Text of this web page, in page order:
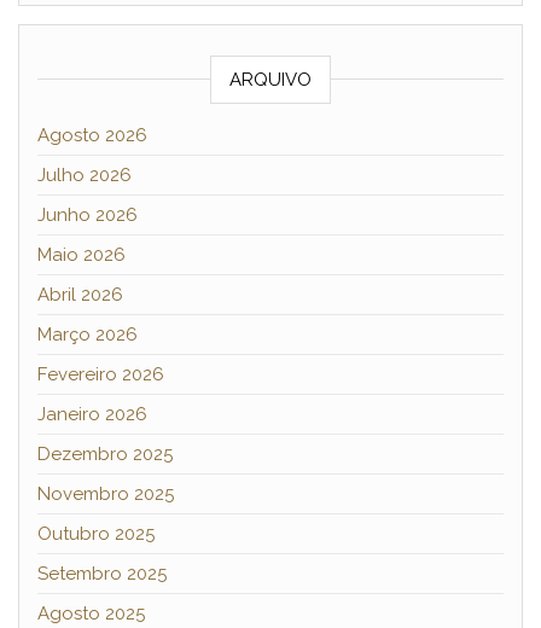
ARQUIVO
Agosto 2026
Julho 2026
Junho 2026
Maio 2026
Abril 2026
Março 2026
Fevereiro 2026
Janeiro 2026
Dezembro 2025
Novembro 2025
Outubro 2025
Setembro 2025
Agosto 2025